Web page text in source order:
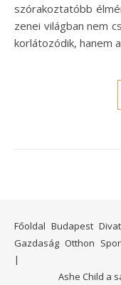
szórakoztatóbb
zenei világban nem
korlátozódik, hanem
Főoldal Budapest Divat
Gazdaság Otthon
Ashe Child a